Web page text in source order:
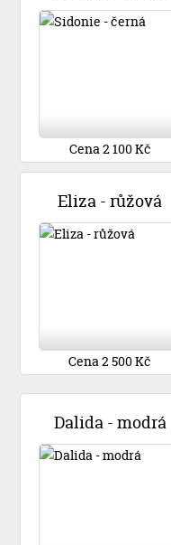
Cena 2 100 Kč
Eliza - růžová
Cena 2 500 Kč
Dalida - modrá